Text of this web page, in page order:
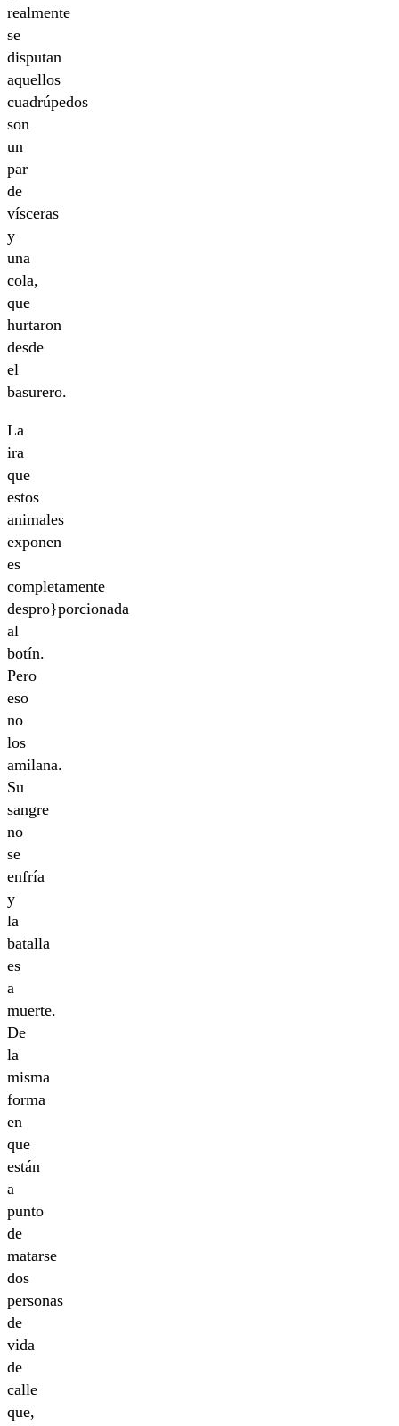
realmente
se
disputan
aquellos
cuadrúpedos
son
un
par
de
vísceras
y
una
cola,
que
hurtaron
desde
el
basurero.
La
ira
que
estos
animales
exponen
es
completamente
despro}porcionada
al
botín.
Pero
eso
no
los
amilana.
Su
sangre
no
se
enfría
y
la
batalla
es
a
muerte.
De
la
misma
forma
en
que
están
a
punto
de
matarse
dos
personas
de
vida
de
calle
que,